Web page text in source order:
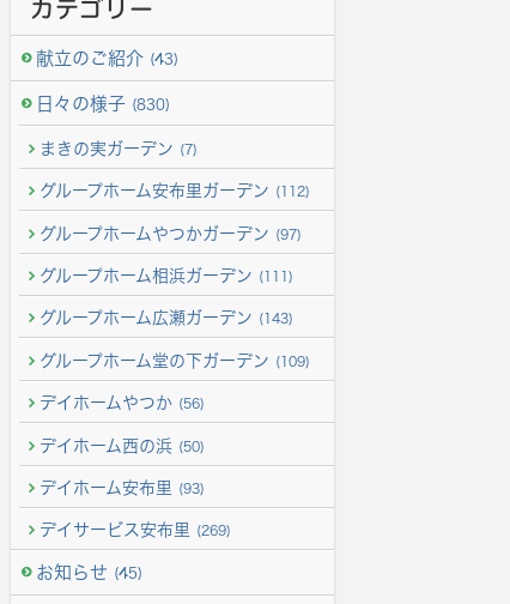
カテゴリー
献立のご紹介 (43)
日々の様子 (830)
まきの実ガーデン (7)
グループホーム安布里ガーデン (112)
グループホームやつかガーデン (97)
グループホーム相浜ガーデン (111)
グループホーム広瀬ガーデン (143)
グループホーム堂の下ガーデン (109)
デイホームやつか (56)
デイホーム西の浜 (50)
デイホーム安布里 (93)
デイサービス安布里 (269)
お知らせ (45)